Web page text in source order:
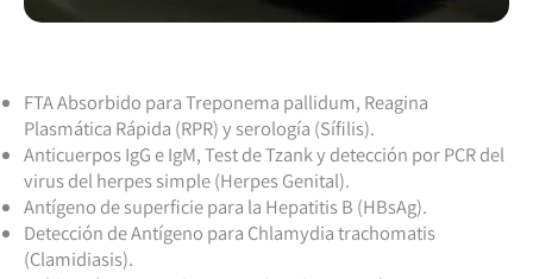
FTA Absorbido para Treponema pallidum, Reagina
Plasmática Rápida (RPR) y serología (Sífilis).
Anticuerpos IgG e IgM, Test de Tzank y detección por PCR del
virus del herpes simple (Herpes Genital).
Antígeno de superficie para la Hepatitis B (HBsAg).
Detección de Antígeno para Chlamydia trachomatis
(Clamidiasis).